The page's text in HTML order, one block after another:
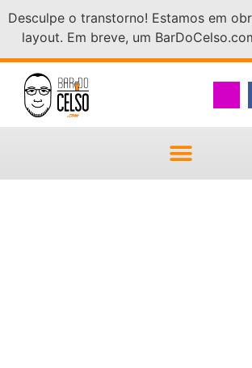
Desculpe o transtorno! Estamos em
layout. Em breve, um